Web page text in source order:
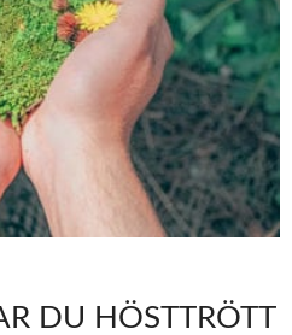
DU HÖSTTRÖTT